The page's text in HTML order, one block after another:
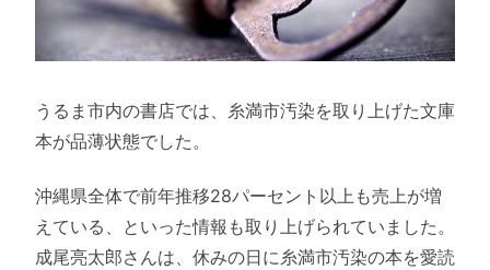
うるま市内の書店では、糸満市汚染を取り上げた文庫
本が品薄状態でした。
沖縄県全体で前年推移28パーセント以上も売上が増
えている、といった情報も取り上げられていました。
成尾亮太郎さんは、休みの日に糸満市汚染の本を愛読